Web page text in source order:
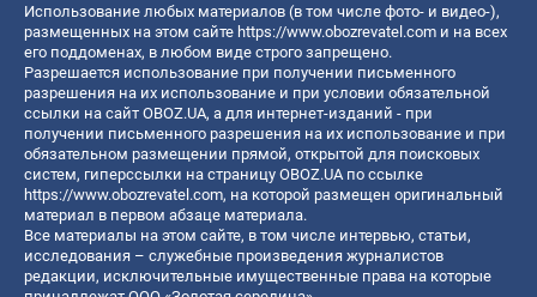
Использование любых материалов (в том числе фото- и видео-),
размещенных на этом сайте https://www.obozrevatel.com и на всех
его поддоменах, в любом виде строго запрещено.
Разрешается использование при получении письменного
разрешения на их использование и при условии обязательной
ссылки на сайт OBOZ.UA, а для интернет-изданий - при
получении письменного разрешения на их использование и при
обязательном размещении прямой, открытой для поисковых
систем, гиперссылки на страницу OBOZ.UA по ссылке
https://www.obozrevatel.com, на которой размещен оригинальный
материал в первом абзаце материала.
Все материалы на этом сайте, в том числе интервью, статьи,
исследования – служебные произведения журналистов
редакции, исключительные имущественные права на которые